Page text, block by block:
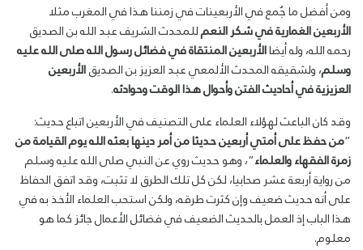
ومن أفضل ما جُمع في الأربعينات في زمننا هذا في المغرب مثلا
الأربعين الغماريةفي شكر النعمللمحدث الشريف عبد الله بن الصديق
رحمه الله، وله أيضاالأربعين المنتقاة في فضائل رسول الله صلى الله عليه
وسلم، ولشقيقه المحدث الألمعي عبد العزيز بن الصديقالأربعين
العزيزية في أحاديث الفتن وأحوال هذا الوقت وحوادثه.
وقد كان الباعث لهؤلاء العلماء على التصنيف في الأربعين اتباع حديث:
“من حفظ على أمتي أربعين حديثا من أمر دينها بعثه الله يوم القيامة من
زمرة الفقهاء والعلماء“، وهو حديث روي عن النبي صلى الله عليه وسلم
من رواية أربعة عشر صحابيا، لكن كل تلك الطرق لا تثبت، وقد اتفق الحفاظ
على أنه حديث ضعيف وإن كثرت طرقه، ولكن استحب العلماء الأخذ به في
هذا الباب إذ العمل بالحديث الضعيف في فضائل الأعمال جائز كما هو
معلوم.